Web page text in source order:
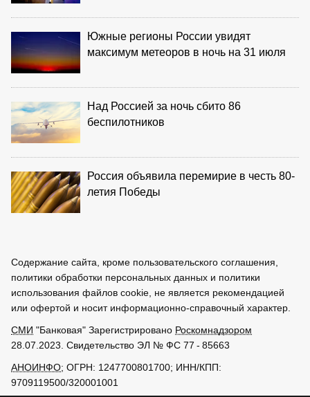
Южные регионы России увидят
максимум метеоров в ночь на 31 июля
Над Россией за ночь сбито 86
беспилотников
Россия объявила перемирие в честь 80-
летия Победы
Содержание сайта, кроме пользовательского соглашения,
политики обработки персональных данных и политики
использования файлов cookie, не является рекомендацией
или офертой и носит информационно-справочный характер.
СМИ "Банковая" Зарегистрировано Роскомнадзором
28.07.2023. Свидетельство ЭЛ № ФС 77 - 85663
АНОИНФО; ОГРН: 1247700801700; ИНН/КПП:
9709119500/320001001